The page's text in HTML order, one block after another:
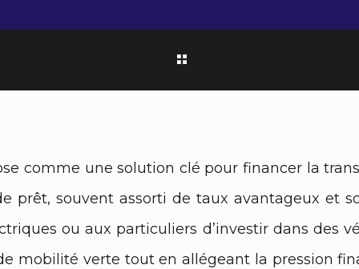
comme une solution clé pour financer la
prêt, souvent assorti de taux avantageux et
ou aux particuliers d’investir dans des
mobilité verte tout en allégeant la pression